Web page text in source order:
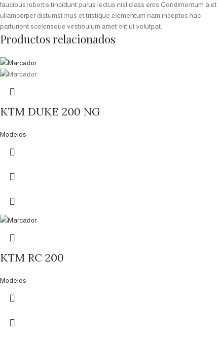
faucibus lobortis tincidunt purus lectus nisl class eros.Condimentum a et
ullamcorper dictumst mus et tristique elementum nam inceptos hac
parturient scelerisque vestibulum amet elit ut volutpat.
Productos relacionados
KTM DUKE 200 NG
Modelos
KTM RC 200
Modelos